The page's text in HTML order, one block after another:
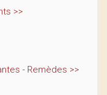
>>
- Remèdes >>